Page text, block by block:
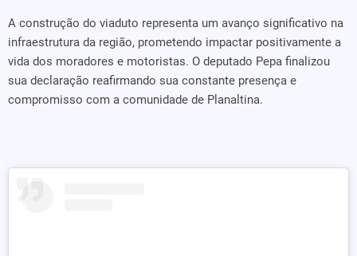
A construção do viaduto representa um avanço significativo na
infraestrutura da região, prometendo impactar positivamente a
vida dos moradores e motoristas. O deputado Pepa finalizou
sua declaração reafirmando sua constante presença e
compromisso com a comunidade de Planaltina.